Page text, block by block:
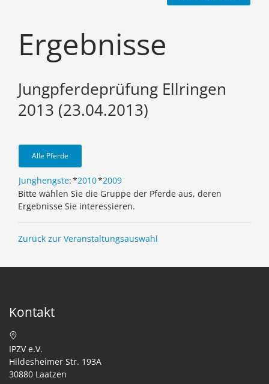
Ergebnisse
Jungpferdeprüfung Ellringen
2013 (23.04.2013)
Alle Pferde
Junghengste:*2010*2009
Bitte wählen Sie die Gruppe der Pferde aus, deren
Ergebnisse Sie interessieren.
Zurück zur Veranstaltungsauswahl
Kontakt
IPZV e.V.
Hildesheimer Str. 193A
30880 Laatzen